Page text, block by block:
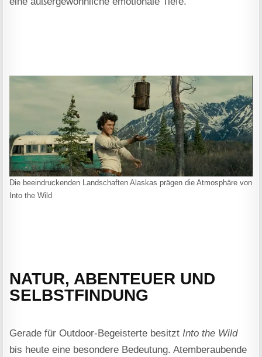
Die beeindruckenden Landschaften Alaskas prägen die Atmosphäre von
Into the Wild
NATUR, ABENTEUER UND
SELBSTFINDUNG
Gerade für Outdoor-Begeisterte besitztInto the Wild
bis heute eine besondere Bedeutung. Atemberaubende